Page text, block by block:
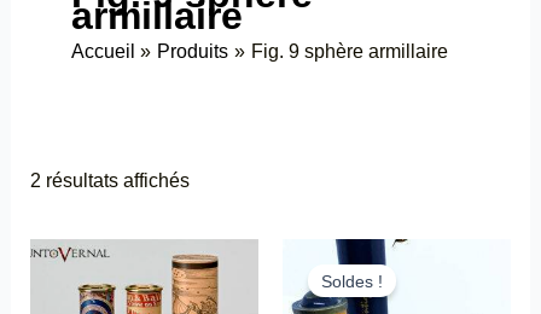
armillaire
Accueil Produits Fig. 9 sphère armillaire
2 résultats affichés
Ce
Soldes !
produit
a